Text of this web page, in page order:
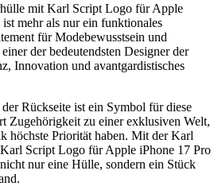
mit Karl Script Logo für Apple
mehr als nur ein funktionales
für Modebewusstsein und
der bedeutendsten Designer der
Innovation und avantgardistisches
Rückseite ist ein Symbol für diese
Zugehörigkeit zu einer exklusiven Welt,
höchste Priorität haben. Mit der Karl
Script Logo für Apple iPhone 17 Pro
nur eine Hülle, sondern ein Stück